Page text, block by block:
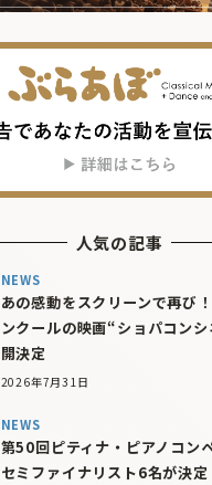
人気の記事
NEWS
あの感動をスクリーンで再び
ンクールの映画“ショパコン
開決定
2026年7月31日
NEWS
第50回ピティナ・ピアノコン
セミファイナリスト6名が決定